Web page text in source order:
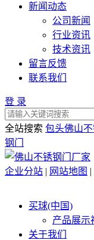
新闻动态
公司新闻
行业资讯
技术资讯
留言反馈
联系我们
登 录
全站搜索 包头佛山
钢门
企业分站 | 网站地图 |
买球(中国)
产品展示
关于我们